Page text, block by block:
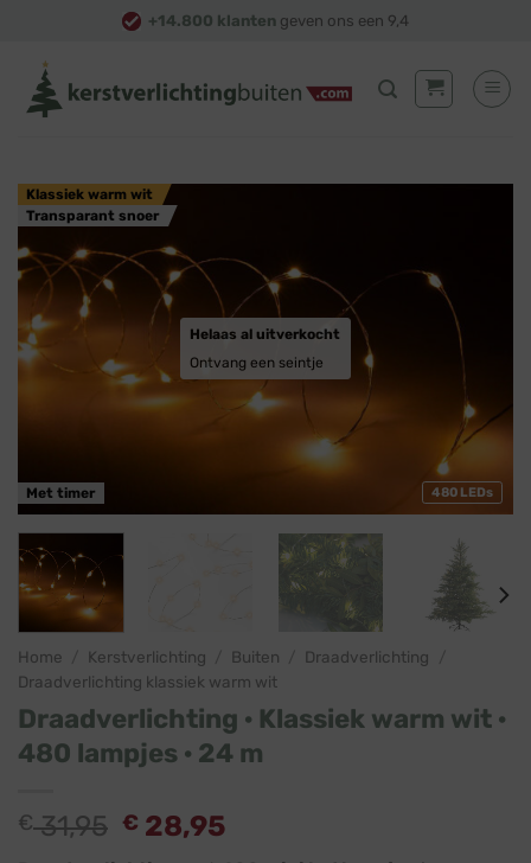
content
+14.800 klanten geven ons een 9,4
480 LEDs
Klassiek warm wit
Transparant snoer
Met timer
Helaas al uitverkocht
Ontvang een seintje
Home Kerstverlichting Buiten Draadverlichting
Draadverlichting klassiek warm wit
Draadverlichting · Klassiek warm wit ·
480 lampjes · 24 m
€31,95 Oorspronkelijke
prijs
€ 28,95
prijs